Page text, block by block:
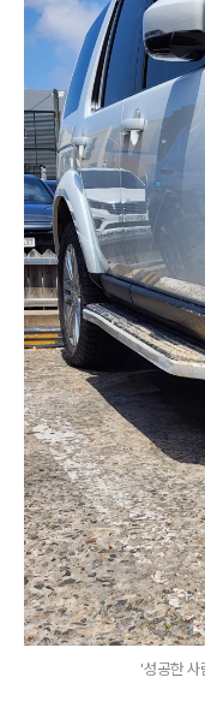
'성공한 사